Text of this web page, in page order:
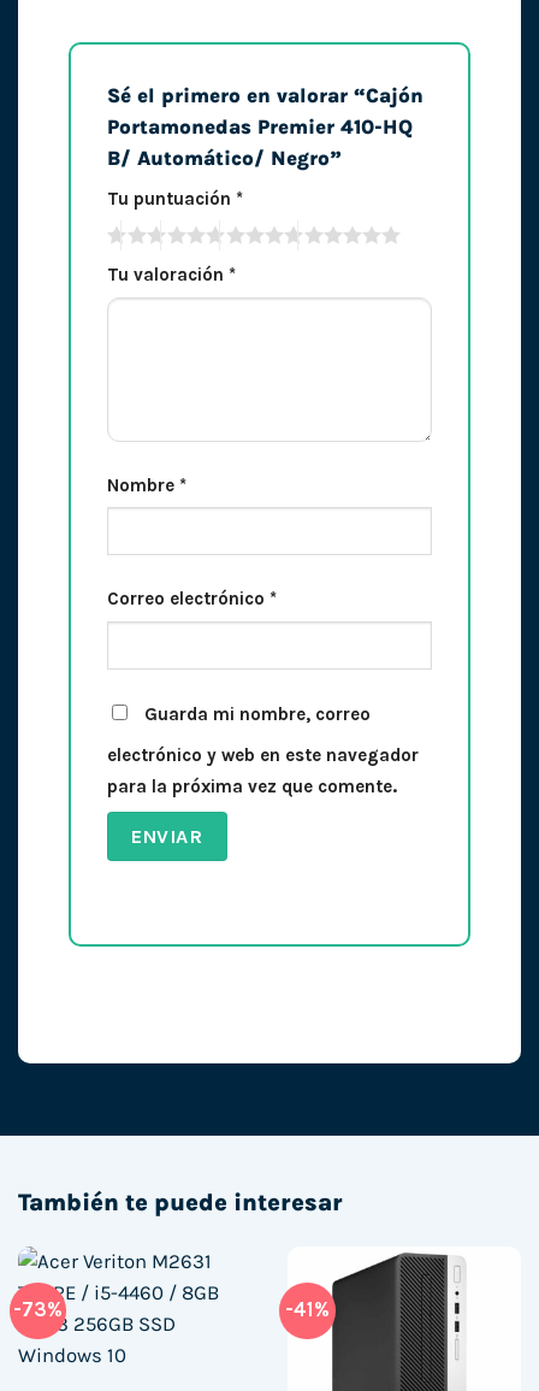
Sé el primero en valorar “Cajón
Portamonedas Premier 410-HQ
B/ Automático/ Negro”
Tu puntuación *
Tu valoración *
Nombre *
Correo electrónico *
Guarda mi nombre, correo
electrónico y web en este navegador
para la próxima vez que comente.
También te puede interesar
-73% -41%